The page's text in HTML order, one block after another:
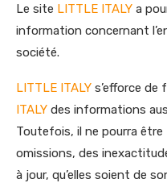
Le site LITTLE ITALY a
information concernant
société.
LITTLE ITALY s’efforce de
ITALY des informations
Toutefois, il ne pourra
omissions, des
à jour, qu’elles soient de